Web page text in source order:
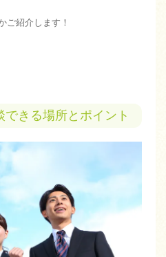
ご紹介します！
できる場所とポイント